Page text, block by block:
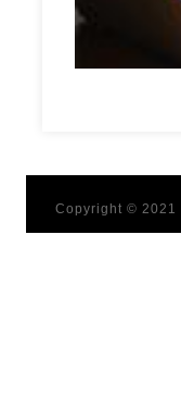
Copyright © 2021